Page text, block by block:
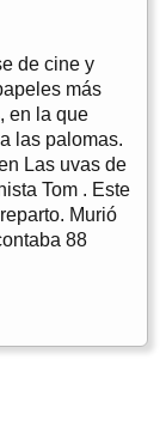
de cine y
más
en la que
las palomas.
Las uvas de
Tom . Este
Murió
88